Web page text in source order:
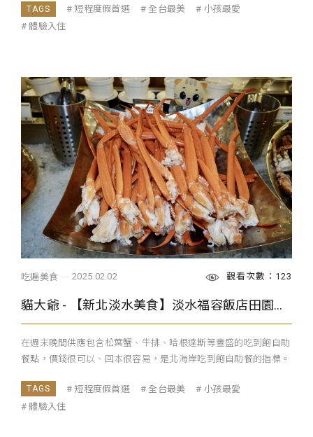
短程度假首選 全台最美
小孩最愛
體驗入住
吃遍美食 2025.02.02 觀看次數：123
貓大爺 - 【新北淡水美食】淡水福容飯店田園西餐廳 ARCADIA 2025：週末晚間松葉蟹腳吃到飽的快樂時光，北海岸吃到飽自助餐指標
在週末晚間供應包含松葉蟹、牛排、哈根達斯等豐盛的吃到飽自助
餐點，價錢很可以、回本很容易，是北海岸吃到飽自助餐的指標。
短程度假首選 全台最美
小孩最愛
體驗入住